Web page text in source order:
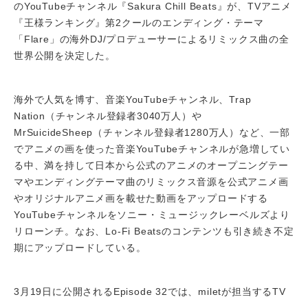
のYouTubeチャンネル『Sakura Chill Beats』が、TVアニメ
『王様ランキング』第2クールのエンディング・テーマ
「Flare」の海外DJ/プロデューサーによるリミックス曲の全
世界公開を決定した。
海外で人気を博す、音楽YouTubeチャンネル、Trap
Nation（チャンネル登録者3040万人）や
MrSuicideSheep（チャンネル登録者1280万人）など、一部
でアニメの画を使った音楽YouTubeチャンネルが急増してい
る中、満を持して日本から公式のアニメのオープニングテー
マやエンディングテーマ曲のリミックス音源を公式アニメ画
やオリジナルアニメ画を載せた動画をアップロードする
YouTubeチャンネルをソニー・ミュージックレーベルズより
リローンチ。なお、Lo-Fi Beatsのコンテンツも引き続き不定
期にアップロードしている。
3月19日に公開されるEpisode 32では、miletが担当するTV